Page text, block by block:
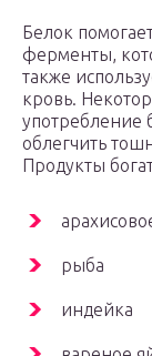
Белок
ферменты,
также
кровь.
употребление
облегчить
Продукты
рыба
индейка